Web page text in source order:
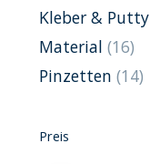
Kleber & Putty
Material (16)
Pinzetten (14)
Preis